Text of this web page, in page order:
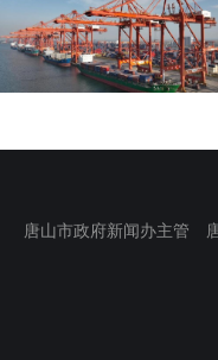
唐山市政府新闻办主管